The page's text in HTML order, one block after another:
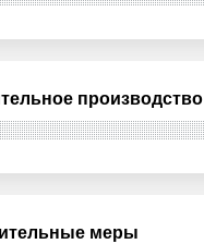
производство
меры